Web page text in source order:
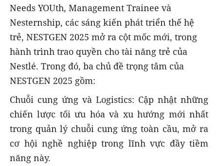
Needs YOUth, Management Trainee và
Nesternship, các sáng kiến phát triển thế hệ
trẻ, NESTGEN 2025 mở ra cột mốc mới, trong
hành trình trao quyền cho tài năng trẻ của
Nestlé. Trong đó, ba chủ đề trọng tâm của
NESTGEN 2025 gồm:
Chuỗi cung ứng và Logistics: Cập nhật những
chiến lược tối ưu hóa và xu hướng mới nhất
trong quản lý chuỗi cung ứng toàn cầu, mở ra
cơ hội nghề nghiệp trong lĩnh vực đầy tiềm
năng này.